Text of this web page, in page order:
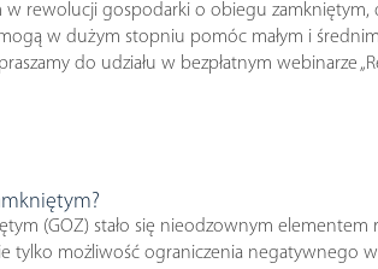
w rewolucji gospodarki o obiegu
w dużym stopniu pomóc małym i
do udziału w bezpłatnym webinarze
(GOZ) stało się nieodzownym
tylko możliwość ograniczenia negatywnego